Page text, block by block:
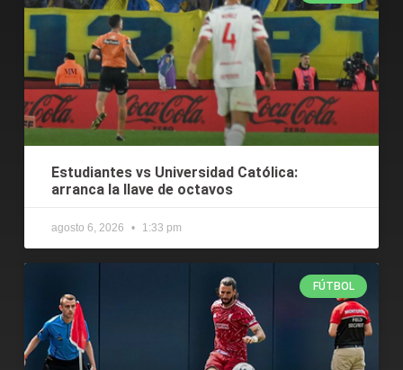
Estudiantes vs Universidad Católica:
arranca la llave de octavos
agosto 6, 2026 1:33 pm
FÚTBOL